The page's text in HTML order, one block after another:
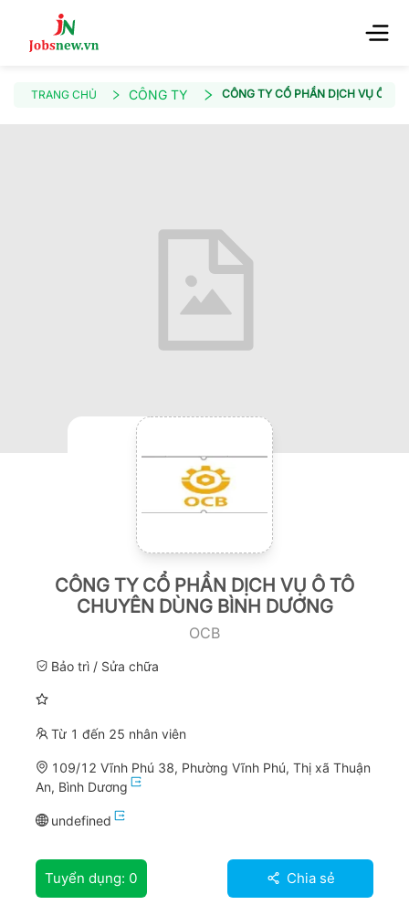
TRANG CHỦ CÔNG TY CÔNG TY CỔ PHẦN DỊCH VỤ Ô TÔ
CÔNG TY CỔ PHẦN DỊCH VỤ Ô TÔ
CHUYÊN DÙNG BÌNH DƯƠNG
OCB
Bảo trì / Sửa chữa
Từ 1 đến 25 nhân viên
109/12 Vĩnh Phú 38, Phường Vĩnh Phú, Thị xã Thuận
An, Bình Dương
undefined
Tuyển dụng: 0 Chia sẻ